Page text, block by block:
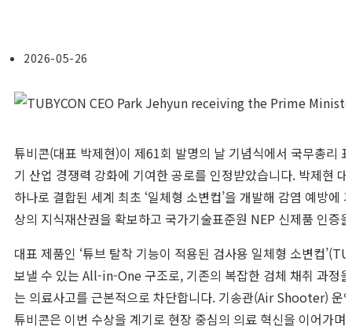
2026-05-26
튜비콘(대표 박제현)이 제61회 발명의 날 기념식에서 국무총리
기 산업 경쟁력 강화에 기여한 공로를 인정받았습니다. 박제현
하나로 결합된 세계 최초 ‘일체형 소변컵’을 개발해 감염 예방
상의 지식재산권을 확보하고 국가기술표준원 NEP 신제품 인증
대표 제품인 ‘튜브 탈착 기능이 적용된 검사용 일체형 소변컵
보낼 수 있는 All-in-One 구조로, 기존의 복잡한 검체 채취 과정
는 의료사고를 근본적으로 차단합니다. 기송관(Air Shooter) 운
튜비콘은 이번 수상을 계기로 현장 중심의 의료 혁신을 이어가